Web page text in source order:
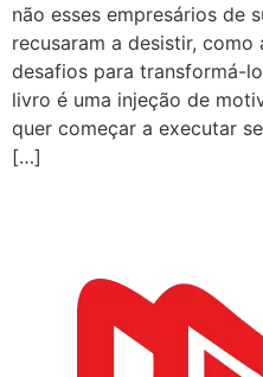
não esses empresários de
recusaram a desistir,
desafios para transformá-
livro é uma injeção de
quer começar a executar
[…]